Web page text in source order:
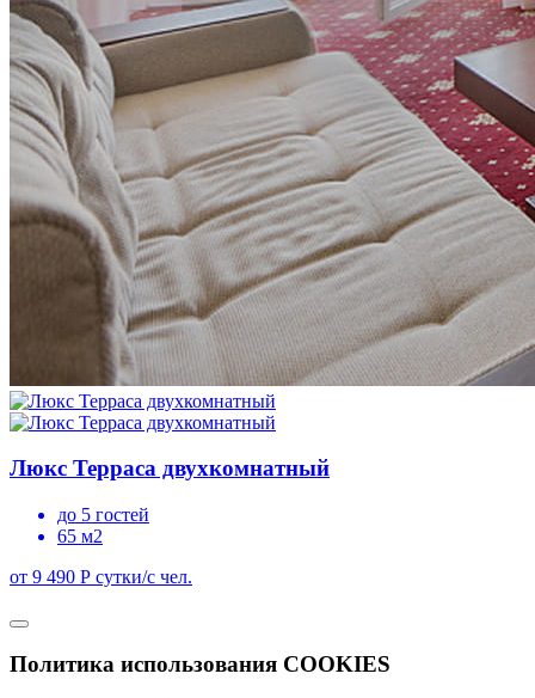
Люкс Терраса двухкомнатный
до 5 гостей
65 м2
от 9 490 Р сутки/с чел.
Политика использования COOKIES